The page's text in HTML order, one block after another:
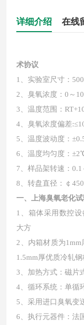
详细介绍 在线
术协议
1、实验室尺寸：
2、臭氧浓度：0～
3、温度范围：
4、臭氧浓度偏差
5、温度波动度：
6、温度均匀度：
7、样品架转速：0.1
8、转盘直径：￠
一、
上海臭氧老化
1、箱体采用数控
大方
2、内箱材质为
1.5mm厚优质冷轧
3、加热方式：磁片
4、循环系统：单循
5、采用进口臭氧变
6、执行元器件：法